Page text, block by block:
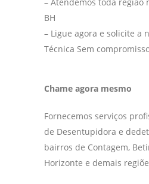
BH
– Ligue agora e solicite a
Técnica Sem
Chame agora mesmo
Fornecemos serviços
de Desentupidora e
bairros de Contagem,
Horizonte e demais